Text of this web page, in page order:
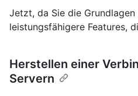
Jetzt, da Sie die
leistungsfähigere Features,
Herstellen einer
Servern